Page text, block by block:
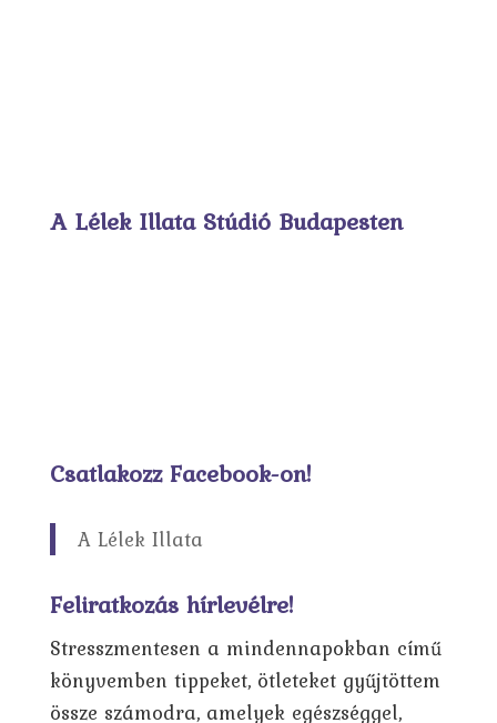
A Lélek Illata Stúdió Budapesten
Csatlakozz Facebook-on!
A Lélek Illata
Feliratkozás hírlevélre!
Stresszmentesen a mindennapokban című
könyvemben tippeket, ötleteket gyűjtöttem
össze számodra, amelyek egészséggel,